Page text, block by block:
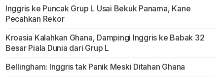
Inggris ke Puncak Grup L Usai Bekuk Panama, Kane
Pecahkan Rekor
Kroasia Kalahkan Ghana, Dampingi Inggris ke Babak 32
Besar Piala Dunia dari Grup L
Bellingham: Inggris tak Panik Meski Ditahan Ghana